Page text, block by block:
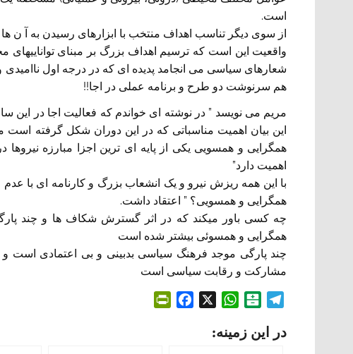
است.
از سوی دیگر تناسب اهداف منتخب با ابزارهای رسیدن به آ
واقعیت این است که ترسیم اهداف بزرگ بر مبنای تواناییهای
شعارهای سیاسی می انجامد پدیده ای که در درجه اول ناامیدی
هم سرنوشت دو طرح و برنامه عملی در اجا!!
مریم می نویسد ” در نوشته ای خواندم که فعالیت اجا در این
این بیان اهمیت مناسباتی که در این دوران شکل گرفته
همگرایی و همسویی یکی از پایه ای ترین اجزا مبارزه
اهمیت دارد”
با این همه ریزش نیرو و یک انشعاب بزرگ و کارنامه ای با
همگرایی و همسویی؟ ” اعتقاد داشت.
چه کسی باور میکند که در اثر گسترش شکاف ها و چند
همگرایی و همسوئی بیشتر شده است
چند پارگی موجد فرهنگ سیاسی بدبینی و بی اعتمادی است
مشارکت و رقابت سیاسی است
l
l
W
a
در این زمینه: